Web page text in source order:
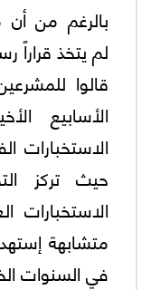
بالرغم من أن
لم يتخذ قراراً
قالوا
الأسابيع
حيث تركز
الاستخبارات
متشابهة
في السنوات